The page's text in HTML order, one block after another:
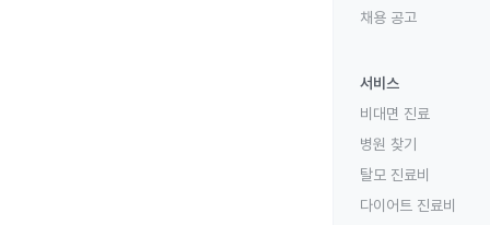
채용 공고
서비스
비대면 진료
병원 찾기
탈모 진료비
다이어트 진료비